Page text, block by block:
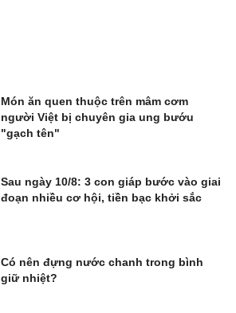
Món ăn quen thuộc trên mâm cơm
người Việt bị chuyên gia ung bướu
"gạch tên"
Sau ngày 10/8: 3 con giáp bước vào giai
đoạn nhiều cơ hội, tiền bạc khởi sắc
Có nên đựng nước chanh trong bình
giữ nhiệt?